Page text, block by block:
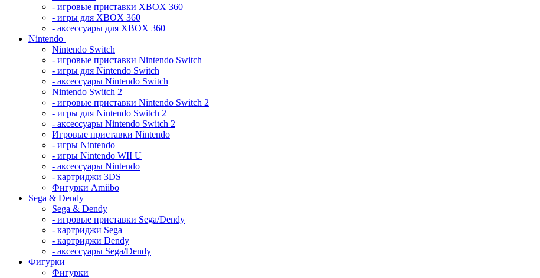
- игровые приставки XBOX 360
- игры для XBOX 360
- аксессуары для XBOX 360
Nintendo
Nintendo Switch
- игровые приставки Nintendo Switch
- игры для Nintendo Switch
- аксессуары Nintendo Switch
Nintendo Switch 2
- игровые приставки Nintendo Switch 2
- игры для Nintendo Switch 2
- аксессуары Nintendo Switch 2
Игровые приставки Nintendo
- игры Nintendo
- игры Nintendo WII U
- аксессуары Nintendo
- картриджи 3DS
Фигурки Amiibo
Sega & Dendy
Sega & Dendy
- игровые приставки Sega/Dendy
- картриджи Sega
- картриджи Dendy
- аксессуары Sega/Dendy
Фигурки
Фигурки